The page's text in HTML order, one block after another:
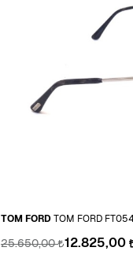
TOM FORD TOM FORD
25.650,00 12.825,00